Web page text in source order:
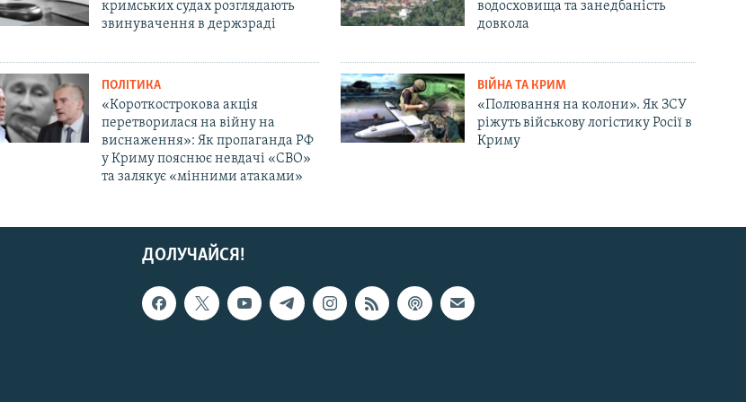
кримських судах розглядають
звинувачення в держзраді
водосховища та занедбаність
довкола
ПОЛІТИКА
«Короткострокова акція
перетворилася на війну на
виснаження»: Як пропаганда РФ
у Криму пояснює невдачі «СВО»
та залякує «мінними атаками»
ВІЙНА ТА КРИМ
«Полювання на колони». Як ЗСУ
ріжуть військову логістику Росії в
Криму
ДОЛУЧАЙСЯ!